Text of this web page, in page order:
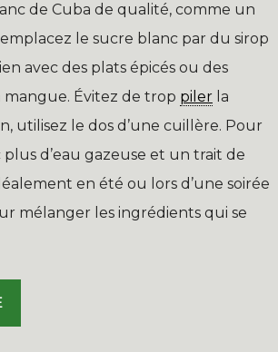
de Cuba de qualité, comme un
le sucre blanc par du sirop
avec des plats épicés ou des
mangue. Évitez de trop piler la
utilisez le dos d’une cuillère. Pour
d’eau gazeuse et un trait de
en été ou lors d’une soirée
mélanger les ingrédients qui se